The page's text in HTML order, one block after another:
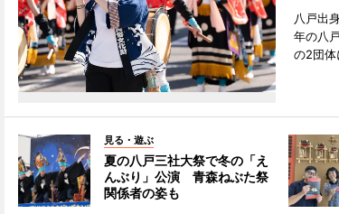
八戸出
年の八
の2団体
見る・遊ぶ
夏の八戸三社大祭で冬の「え
んぶり」公演 青森ねぶた祭
関係者の姿も